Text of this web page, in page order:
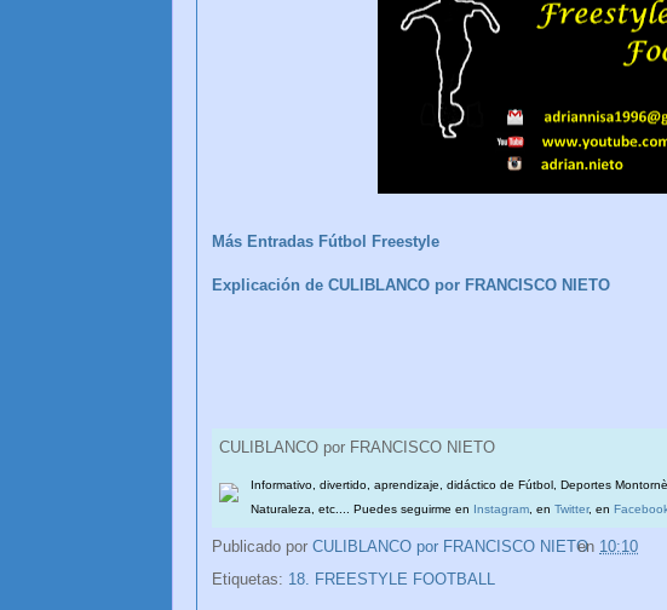
Más Entradas Fútbol Freestyle
Explicación de CULIBLANCO por FRANCISCO NIETO
CULIBLANCO por FRANCISCO NIETO
Informativo, divertido, aprendizaje, didáctico de Fútbol, Deportes
Naturaleza, etc.... Puedes seguirme en
Instagram, en Twitter, en
Publicado por CULIBLANCO por FRANCISCO NIETO
en 10:10
Etiquetas: 18. FREESTYLE FOOTBALL